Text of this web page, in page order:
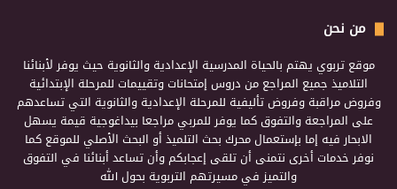
من نحن
موقع تربوي يهتم بالحياة المدرسية الإعدادية والثانوية حيث يوفر لأبنائنا
التلاميذ جميع المراجع من دروس إمتحانات وتقييمات للمرحلة الإبتدائية
وفروض مراقبة وفروض تأليفية للمرحلة الإعدادية والثانوية التي تساعدهم
على المراجعة والتفوق كما يوفر للمربي مراجعا بيداغوجية قيمة يسهل
الابحار فيه إما بإستعمال محرك بحث التلميذ أو البحث الأصلي للموقع كما
نوفر خدمات أخرى نتمنى أن تلقى إعجابكم وأن تساعد أبنائنا في التفوق
والتميز في مسيرتهم التربوية بحول الله